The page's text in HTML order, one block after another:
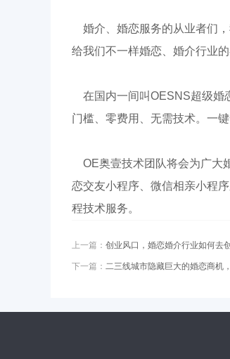
婚介、婚恋服务的从业者们
给我们不一样婚恋、婚介行业的
在国内一间叫OESNS超级婚
门槛、零费用、无需技术。一
OE奥壹技术团队将会为广大
恋交友小程序、微信相亲小程
程技术服务。
上一篇： 创业风口，婚恋婚介行业如何去
下一篇： 二三线城市隐藏巨大的婚恋商机